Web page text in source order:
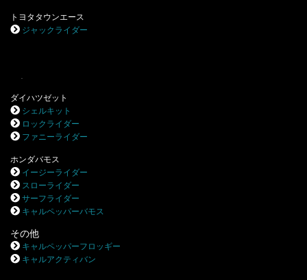
トヨタタウンエース
ジャックライダー
ダイハツゼット
シェルキット
ロックライダー
ファニーライダー
ホンダバモス
イージーライダー
スローライダー
サーフライダー
キャルペッパーバモス
その他
キャルペッパーフロッギー
キャルアクティバン